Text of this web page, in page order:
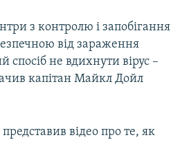
з контролю і запобігання
від зараження
спосіб не вдихнути вірус –
капітан Майкл Дойл
відео про те, як